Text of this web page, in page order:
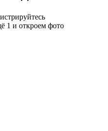
1 и откроем фото